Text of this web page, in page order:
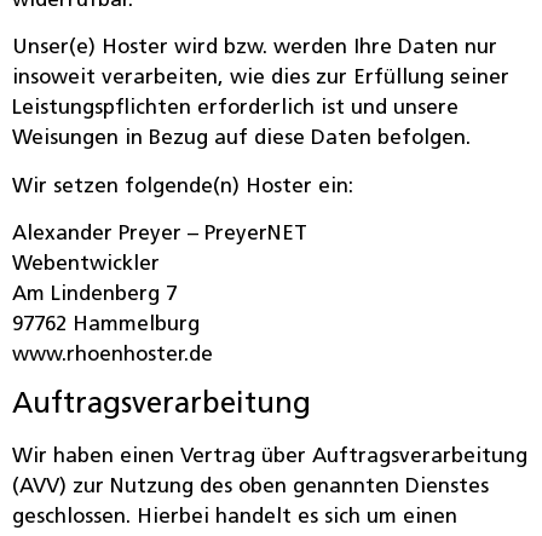
Unser(e) Hoster wird bzw. werden Ihre Daten nur
insoweit verarbeiten, wie dies zur Erfüllung seiner
Leistungspflichten erforderlich ist und unsere
Weisungen in Bezug auf diese Daten befolgen.
Wir setzen folgende(n) Hoster ein:
Alexander Preyer – PreyerNET
Webentwickler
Am Lindenberg 7
97762 Hammelburg
www.rhoenhoster.de
Auftragsverarbeitung
Wir haben einen Vertrag über Auftragsverarbeitung
(AVV) zur Nutzung des oben genannten Dienstes
geschlossen. Hierbei handelt es sich um einen